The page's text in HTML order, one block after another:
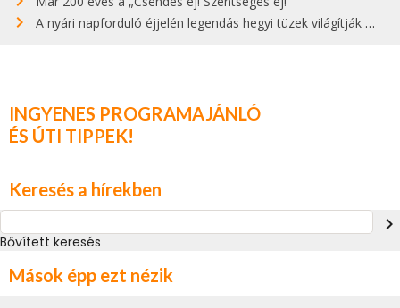
A nyári napforduló éjjelén legendás hegyi tüzek világítják meg Zugspitzét
INGYENES PROGRAMAJÁNLÓ
ÉS ÚTI TIPPEK!
Keresés a hírekben
navigate_next
Bővített keresés
Mások épp ezt nézik